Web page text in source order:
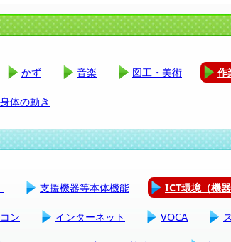
かず 音楽 図工・美術 作
身体の動き
支援機器等本体機能 ICT環境（機
ン インターネット VOCA